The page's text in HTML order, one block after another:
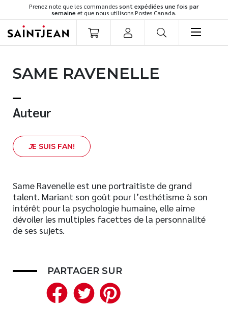
Prenez note que les commandessont expédiées une fois par
semaine et que nous utilisons Postes Canada.
Romans
Développement personnel
Spiritualité
Famille
Témoignages
Vie pratique
Finances
Livres audio
Meilleurs vendeurs
Page vedette
SAME RAVENELLE
Auteur
JE SUIS FAN!
Same Ravenelle est une portraitiste de grand
talent. Mariant son goût pour l’esthétisme à son
intérêt pour la psychologie humaine, elle aime
dévoiler les multiples facettes de la personnalité
de ses sujets.
PARTAGER SUR
Facebook
Twitter